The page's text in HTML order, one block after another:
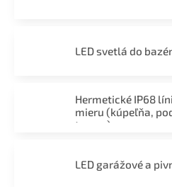
LED svetlá do
Hermetické IP68
mieru (kúpeľňa,
terasa)
LED garážové a